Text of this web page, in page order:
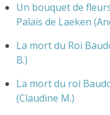
Un bouquet de
Palais de Laeken
La mort du Roi
B.)
La mort du roi
(Claudine M.)